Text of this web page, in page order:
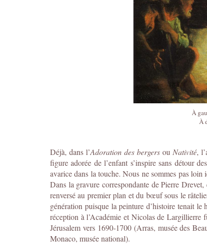
À
À
Déjà, dans l’Adoration des bergers ou Nativité,
figure adorée de l’enfant s’inspire sans détour
avarice dans la touche. Nous ne sommes pas loin
Dans la gravure correspondante de Pierre
renversé au premier plan et du bœuf sous le
génération puisque la peinture d’histoire tenait
réception à l’Académie et Nicolas de Largillierre
Jérusalem vers 1690-1700 (Arras, musée des
Monaco, musée national).